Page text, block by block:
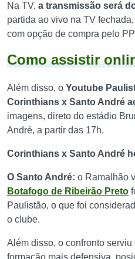
Na TV, a transmissão será
partida ao vivo na TV
com opção de compra pelo
Como assistir
Além disso, o Youtube
Corinthians x Santo André
imagens, direto do estádio
André, a partir das 17h.
Corinthians x Santo André
O Santo André: o Ramalhão
Botafogo de Ribeirão Preto
Paulistão, o que foi
o clube.
Além disso, o confronto
formação mais defensiva,